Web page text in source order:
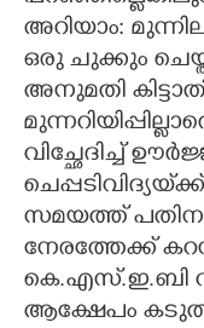
അറിയാം:
ഒരു ചുക്കും
അനുമതി
വിച്ഛേദിച്ച്
സമയത്ത്
നേരത്തേക്ക്
കെ.എസ്.ഇ.ബി
ആക്ഷേപം